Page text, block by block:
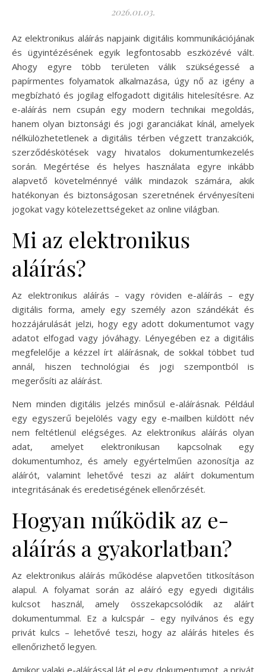
2026.01.03.
Az elektronikus aláírás napjaink digitális kommunikációjának
és ügyintézésének egyik legfontosabb eszközévé vált.
Ahogy egyre több területen válik szükségessé a
papírmentes folyamatok alkalmazása, úgy nő az igény a
megbízható és jogilag elfogadott digitális hitelesítésre. Az
e-aláírás nem csupán egy modern technikai megoldás,
hanem olyan biztonsági és jogi garanciákat kínál, amelyek
nélkülözhetetlenek a digitális térben végzett tranzakciók,
szerződéskötések vagy hivatalos dokumentumkezelés
során. Megértése és helyes használata egyre inkább
alapvető követelménnyé válik mindazok számára, akik
hatékonyan és biztonságosan szeretnének érvényesíteni
jogokat vagy kötelezettségeket az online világban.
Mi az elektronikus
aláírás?
Az elektronikus aláírás – vagy röviden e-aláírás – egy
digitális forma, amely egy személy azon szándékát és
hozzájárulását jelzi, hogy egy adott dokumentumot vagy
adatot elfogad vagy jóváhagy. Lényegében ez a digitális
megfelelője a kézzel írt aláírásnak, de sokkal többet tud
annál, hiszen technológiai és jogi szempontból is
megerősíti az aláírást.
Nem minden digitális jelzés minősül e-aláírásnak. Például
egy egyszerű bejelölés vagy egy e-mailben küldött név
nem feltétlenül elégséges. Az elektronikus aláírás olyan
adat, amelyet elektronikusan kapcsolnak egy
dokumentumhoz, és amely egyértelműen azonosítja az
aláírót, valamint lehetővé teszi az aláírt dokumentum
integritásának és eredetiségének ellenőrzését.
Hogyan működik az e-
aláírás a gyakorlatban?
Az elektronikus aláírás működése alapvetően titkosításon
alapul. A folyamat során az aláíró egy egyedi digitális
kulcsot használ, amely összekapcsolódik az aláírt
dokumentummal. Ez a kulcspár – egy nyilvános és egy
privát kulcs – lehetővé teszi, hogy az aláírás hiteles és
ellenőrizhető legyen.